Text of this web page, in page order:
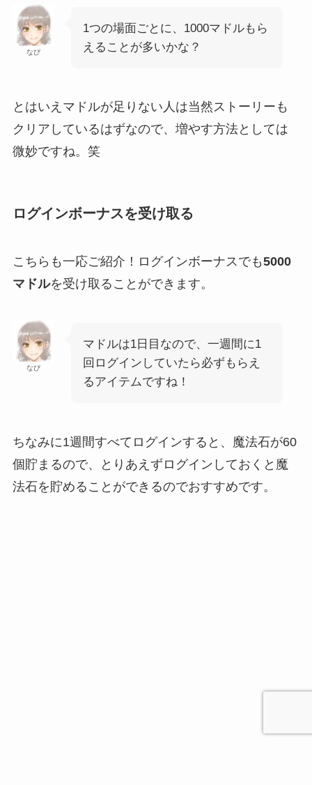
なぴ
1つの場面ごとに、1000マドルもら
えることが多いかな？
とはいえマドルが足りない人は当然ストーリーも
クリアしているはずなので、増やす方法としては
微妙ですね。笑
ログインボーナスを受け取る
こちらも一応ご紹介！ログインボーナスでも5000
マドルを受け取ることができます。
なぴ
マドルは1日目なので、一週間に1
回ログインしていたら必ずもらえ
るアイテムですね！
ちなみに1週間すべてログインすると、魔法石が60
個貯まるので、とりあえずログインしておくと魔
法石を貯めることができるのでおすすめです。